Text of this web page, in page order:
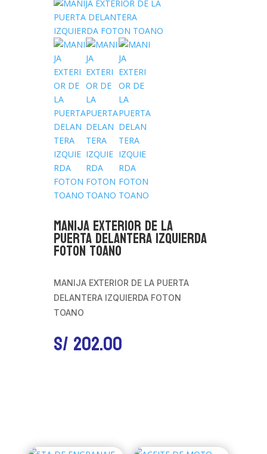
MANIJA EXTERIOR DE LA
PUERTA DELANTERA IZQUIERDA
FOTON TOANO
MANIJA EXTERIOR DE LA PUERTA
DELANTERA IZQUIERDA FOTON
TOANO
S/202.00